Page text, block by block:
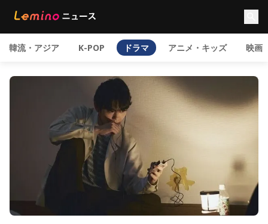
韓流・アジア K-POP ドラマ アニメ・キッズ 映画